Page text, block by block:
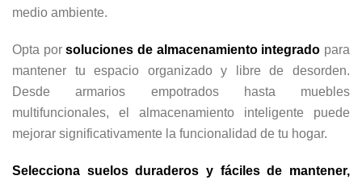
medio ambiente.
Opta porsoluciones de almacenamiento integrado para
mantener tu espacio organizado y libre de desorden.
Desde armarios empotrados hasta muebles
multifuncionales, el almacenamiento inteligente puede
mejorar significativamente la funcionalidad de tu hogar.
Selecciona suelos duraderos y fáciles de mantener,